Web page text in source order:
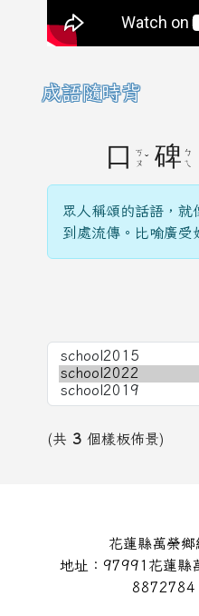
成語隨時背
口
ㄎ
ㄡ ˇ 碑 ㄅ
ㄟ
眾人稱頌的話語，就
到處流傳。比喻廣受
(共 3 個樣板佈景)
花蓮縣萬榮
地址：97991花蓮縣
8872784